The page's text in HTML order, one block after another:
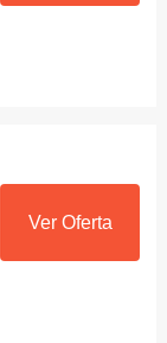
Ver Oferta